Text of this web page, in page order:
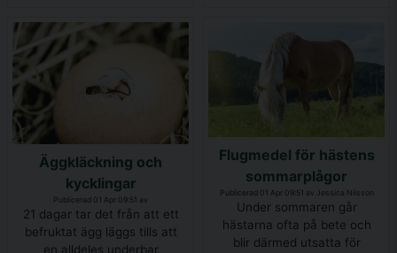
Äggkläckning och
kycklingar
Publicerad 01 Apr 09:51 av
21 dagar tar det från att ett
befruktat ägg läggs tills att
en alldeles underbar
Flugmedel för hästens
sommarplågor
Publicerad 01 Apr 09:51 av Jessica Nilsson
Under sommaren går
hästarna ofta på bete och
blir därmed utsatta för